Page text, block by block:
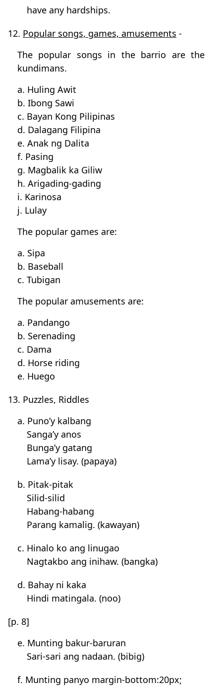
have any hardships.
12. Popular songs, games, amusements -
The popular songs in the barrio are the
kundimans.
a. Huling Awit
b. Ibong Sawi
c. Bayan Kong Pilipinas
d. Dalagang Filipina
e. Anak ng Dalita
f. Pasing
g. Magbalik ka Giliw
h. Arigading-gading
i. Karinosa
j. Lulay
The popular games are:
a. Sipa
b. Baseball
c. Tubigan
The popular amusements are:
a. Pandango
b. Serenading
c. Dama
d. Horse riding
e. Huego
13. Puzzles, Riddles
a. Puno’y kalbang
Sanga’y anos
Bunga’y gatang
Lama’y lisay. (papaya)
b. Pitak-pitak
Silid-silid
Habang-habang
Parang kamalig. (kawayan)
c. Hinalo ko ang linugao
Nagtakbo ang inihaw. (bangka)
d. Bahay ni kaka
Hindi matingala. (noo)
[p. 8]
e. Munting bakur-baruran
Sari-sari ang nadaan. (bibig)
f. Munting panyo margin-bottom:20px;